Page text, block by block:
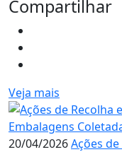
Compartilhar
Veja mais
20/04/2026Ações